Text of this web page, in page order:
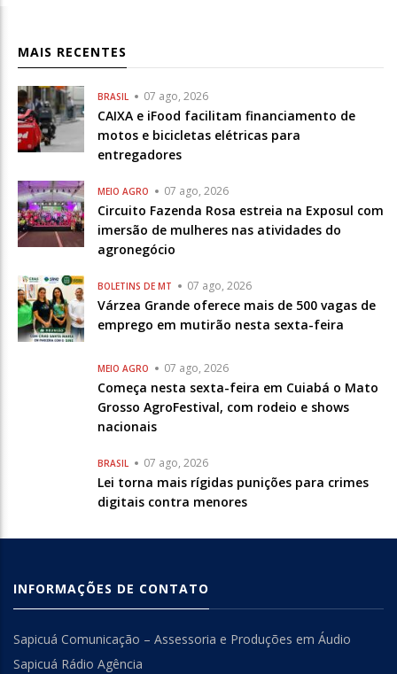
MAIS RECENTES
BRASIL 07 ago, 2026
CAIXA e iFood facilitam financiamento de
motos e bicicletas elétricas para
entregadores
MEIO AGRO 07 ago, 2026
Circuito Fazenda Rosa estreia na Exposul com
imersão de mulheres nas atividades do
agronegócio
BOLETINS DE MT 07 ago, 2026
Várzea Grande oferece mais de 500 vagas de
emprego em mutirão nesta sexta-feira
MEIO AGRO 07 ago, 2026
Começa nesta sexta-feira em Cuiabá o Mato
Grosso AgroFestival, com rodeio e shows
nacionais
BRASIL 07 ago, 2026
Lei torna mais rígidas punições para crimes
digitais contra menores
INFORMAÇÕES DE CONTATO
Sapicuá Comunicação – Assessoria e Produções em Áudio
Sapicuá Rádio Agência